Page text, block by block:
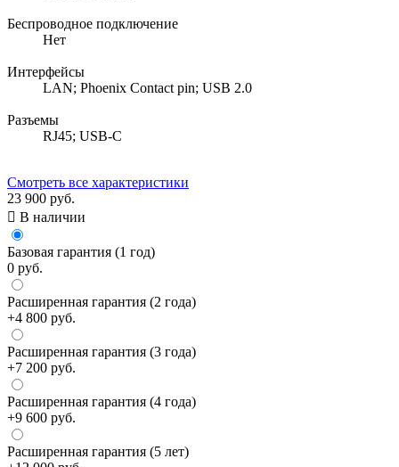
Беспроводное подключение
Нет
Интерфейсы
LAN; Phoenix Contact pin; USB 2.0
Разъемы
RJ45; USB-C
Смотреть все характеристики
23 900 руб.
 В наличии
Базовая гарантия (1 год)
0 руб.
Расширенная гарантия (2 года)
+4 800 руб.
Расширенная гарантия (3 года)
+7 200 руб.
Расширенная гарантия (4 года)
+9 600 руб.
Расширенная гарантия (5 лет)